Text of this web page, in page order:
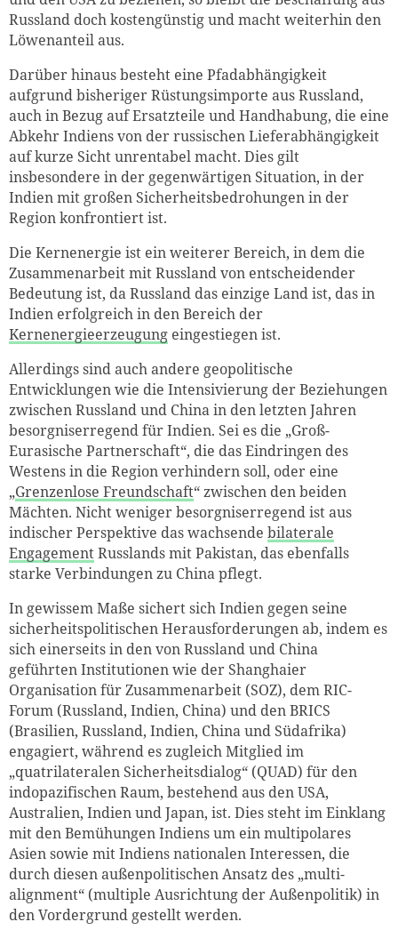
Russland doch kostengünstig und macht weiterhin den
Löwenanteil aus.
Darüber hinaus besteht eine Pfadabhängigkeit
aufgrund bisheriger Rüstungsimporte aus Russland,
auch in Bezug auf Ersatzteile und Handhabung, die eine
Abkehr Indiens von der russischen Lieferabhängigkeit
auf kurze Sicht unrentabel macht. Dies gilt
insbesondere in der gegenwärtigen Situation, in der
Indien mit großen Sicherheitsbedrohungen in der
Region konfrontiert ist.
Die Kernenergie ist ein weiterer Bereich, in dem die
Zusammenarbeit mit Russland von entscheidender
Bedeutung ist, da Russland das einzige Land ist, das in
Indien erfolgreich in den Bereich der
Kernenergieerzeugung eingestiegen ist.
Allerdings sind auch andere geopolitische
Entwicklungen wie die Intensivierung der Beziehungen
zwischen Russland und Chinain den letzten Jahren
besorgniserregend für Indien. Sei es die „Groß-
Eurasische Partnerschaft“, die das Eindringen des
Westens in die Region verhindern soll, oder eine
„Grenzenlose Freundschaft“ zwischen den beiden
Mächten. Nicht weniger besorgniserregend ist aus
indischer Perspektive das wachsende bilaterale
EngagementRusslands mit Pakistan, das ebenfalls
starke Verbindungen zu China pflegt.
In gewissem Maße sichert sich Indien gegen seine
sicherheitspolitischen Herausforderungen ab, indem es
sich einerseits in den von Russland und China
geführten Institutionenwie der Shanghaier
Organisation für Zusammenarbeit (SOZ), dem RIC-
Forum (Russland, Indien, China) und den BRICS
(Brasilien, Russland, Indien, China und Südafrika)
engagiert, während es zugleich Mitglied im
„quatrilateralen Sicherheitsdialog“ (QUAD) für den
indopazifischen Raum, bestehend aus den USA,
Australien, Indien und Japan, ist. Dies steht im Einklang
mit den Bemühungen Indiens um ein multipolares
Asien sowie mit Indiens nationalen Interessen, die
durch diesen außenpolitischen Ansatz des „multi-
alignment“ (multiple Ausrichtung der Außenpolitik) in
den Vordergrund gestellt werden.